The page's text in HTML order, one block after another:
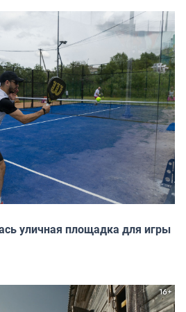
уличная площадка для игры